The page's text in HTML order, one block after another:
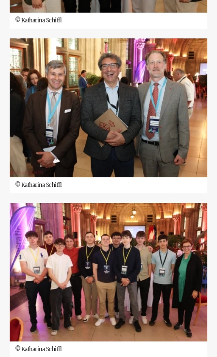
©Katharina Schiffl
©Katharina Schiffl
©Katharina Schiffl